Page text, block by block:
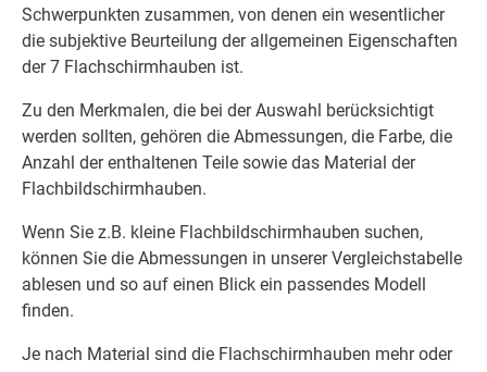
Schwerpunkten zusammen, von denen ein wesentlicher
die subjektive Beurteilung der allgemeinen Eigenschaften
der 7 Flachschirmhauben ist.
Zu den Merkmalen, die bei der Auswahl berücksichtigt
werden sollten, gehören die Abmessungen, die Farbe, die
Anzahl der enthaltenen Teile sowie das Material der
Flachbildschirmhauben.
Wenn Sie z.B. kleine Flachbildschirmhauben suchen,
können Sie die Abmessungen in unserer Vergleichstabelle
ablesen und so auf einen Blick ein passendes Modell
finden.
Je nach Material sind die Flachschirmhauben mehr oder